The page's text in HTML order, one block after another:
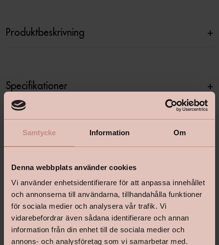
Samtycke Information Om
Denna webbplats använder cookies
Vi använder enhetsidentifierare för att anpassa innehållet
och annonserna till användarna, tillhandahålla funktioner
för sociala medier och analysera vår trafik. Vi
vidarebefordrar även sådana identifierare och annan
information från din enhet till de sociala medier och
annons- och analysföretag som vi samarbetar med.
Produktbeskrivning +
Specifikationer +
shop@happyhomes.se
Vanliga frågor & svar